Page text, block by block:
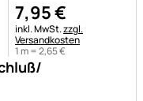
7,95€
Steuerhinweis:
inkl. MwSt.zzgl.
Versandkosten
1 m =2,65€